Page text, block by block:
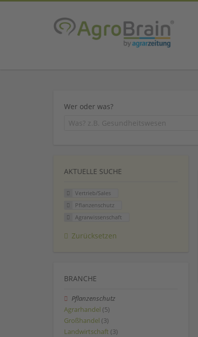
Wer oder was?
AKTUELLE SUCHE
Vertrieb/Sales
Pflanzenschutz
Agrarwissenschaft
Zurücksetzen
BRANCHE
Pflanzenschutz
Agrarhandel (5)
Großhandel (3)
Landwirtschaft (3)